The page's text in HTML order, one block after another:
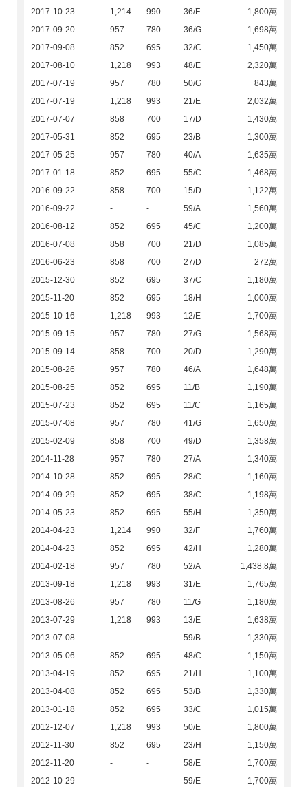
2017-10-23
1,214 990 36/F
1,800萬
2017-09-20
957 780 36/G
1,698萬
2017-09-08
852 695 32/C
1,450萬
2017-08-10
1,218 993 48/E
2,320萬
2017-07-19
957 780 50/G
843萬
2017-07-19
1,218 993 21/E
2,032萬
2017-07-07
858 700 17/D
1,430萬
2017-05-31
852 695 23/B
1,300萬
2017-05-25
957 780 40/A
1,635萬
2017-01-18
852 695 55/C
1,468萬
2016-09-22
858 700 15/D
1,122萬
2016-09-22
- - 59/A
1,560萬
2016-08-12
852 695 45/C
1,200萬
2016-07-08
858 700 21/D
1,085萬
2016-06-23
858 700 27/D
272萬
2015-12-30
852 695 37/C
1,180萬
2015-11-20
852 695 18/H
1,000萬
2015-10-16
1,218 993 12/E
1,700萬
2015-09-15
957 780 27/G
1,568萬
2015-09-14
858 700 20/D
1,290萬
2015-08-26
957 780 46/A
1,648萬
2015-08-25
852 695 11/B
1,190萬
2015-07-23
852 695 11/C
1,165萬
2015-07-08
957 780 41/G
1,650萬
2015-02-09
858 700 49/D
1,358萬
2014-11-28
957 780 27/A
1,340萬
2014-10-28
852 695 28/C
1,160萬
2014-09-29
852 695 38/C
1,198萬
2014-05-23
852 695 55/H
1,350萬
2014-04-23
1,214 990 32/F
1,760萬
2014-04-23
852 695 42/H
1,280萬
2014-02-18
957 780 52/A
1,438.8萬
2013-09-18
1,218 993 31/E
1,765萬
2013-08-26
957 780 11/G
1,180萬
2013-07-29
1,218 993 13/E
1,638萬
2013-07-08
- - 59/B
1,330萬
2013-05-06
852 695 48/C
1,150萬
2013-04-19
852 695 21/H
1,100萬
2013-04-08
852 695 53/B
1,330萬
2013-01-18
852 695 33/C
1,015萬
2012-12-07
1,218 993 50/E
1,800萬
2012-11-30
852 695 23/H
1,150萬
2012-11-20
- - 58/E
1,700萬
2012-10-29
- - 59/E
1,700萬